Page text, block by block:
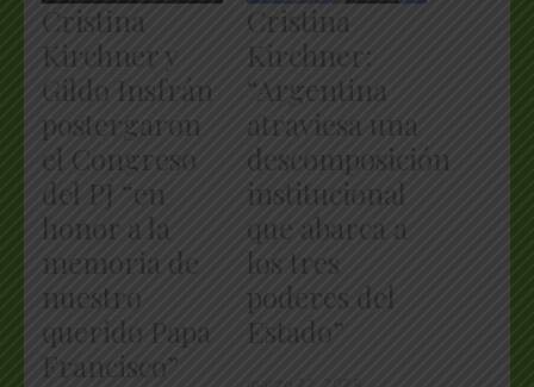
Cristina
Kirchner y
Gildo Insfrán
postergaron
el Congreso
del PJ “en
honor a la
memoria de
nuestro
querido Papa
Francisco”
Cristina
Kirchner:
“Argentina
atraviesa una
descomposición
institucional
que abarca a
los tres
poderes del
Estado”